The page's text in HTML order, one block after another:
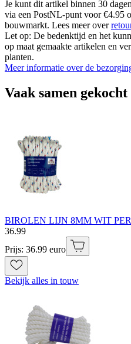
Je kunt dit artikel binnen 30
via een PostNL-punt voor €4.95
bouwmarkt. Lees meer over
Let op: De bedenktijd en het
op maat gemaakte artikelen en
planten.
Meer informatie over de
Vaak samen gekocht
BIROLEN LIJN 8MM WIT
36.99
Prijs: 36.99 euro
Bekijk alles in touw